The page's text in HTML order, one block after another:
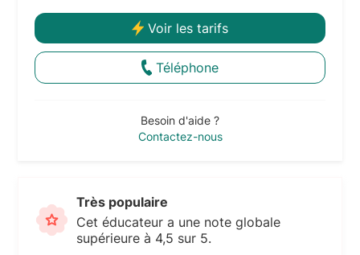
Voir les tarifs
Téléphone
Besoin d'aide ?
Contactez-nous
Très populaire
Cet éducateur a une note globale
supérieure à 4,5 sur 5.